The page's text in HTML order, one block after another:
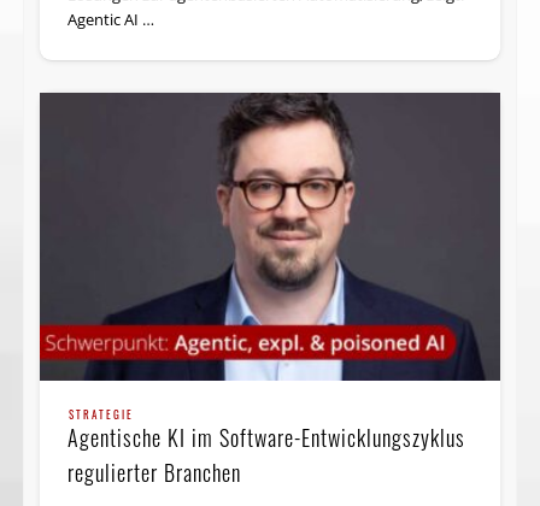
Agentic AI …
STRATEGIE
Agentische KI im Software-Entwicklungszyklus
regulierter Branchen